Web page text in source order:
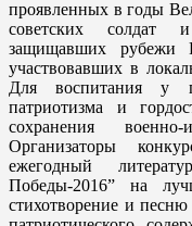
проявленных в годы
советских солдат
защищавших рубежи
участвовавших в
Для воспитания у
патриотизма и
сохранения военно-
Организаторы
ежегодный
Победы-2016” на
стихотворение и